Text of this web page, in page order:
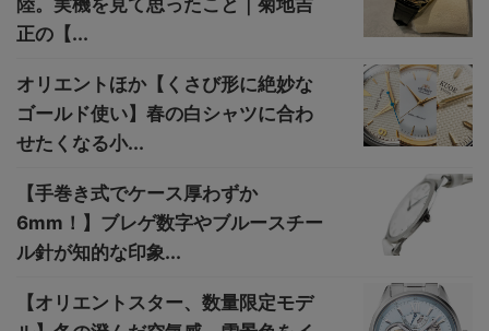
正の【...
オリエントほか【くさび形に絶妙な
ゴールド使い】春の白シャツに合わ
せたくなる小...
【手巻き式でケース厚わずか
6mm！】ブレゲ数字やブルースチー
ル針が知的な印象...
【オリエントスター、数量限定モデ